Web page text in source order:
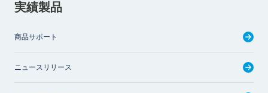
実績製品
商品サポート
ニュースリリース